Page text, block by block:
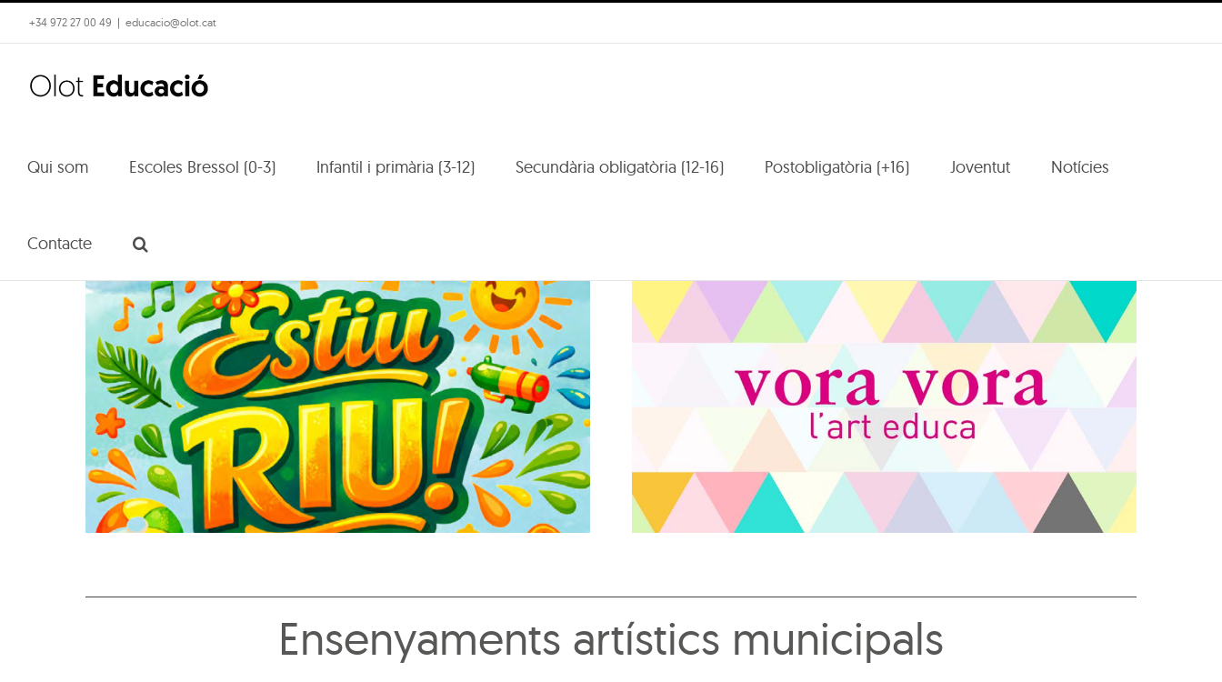
to
+34 972 27 00 49 | educacio@olot.cat
Qui som Escoles Bressol (0-3) Infantil i primària (3-12) Secundària obligatòria (12-16) Postobligatòria (+16) Joventut Notícies
Contacte
Ensenyaments artístics municipals